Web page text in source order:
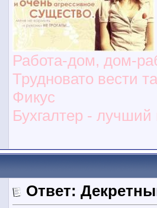
Работа-дом, дом-
Трудновато вести
Фикус
Бухгалтер -
Ответ: